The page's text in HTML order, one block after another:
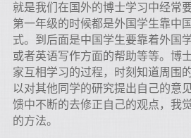
就是我们在国外的博士学习中经常
第一年级的时候都是外国学生靠中
式。到后面是中国学生要靠着外国
或者英语写作方面的帮助等等。博
家互相学习的过程，时刻知道周围
以对其他同学的研究提出自己的意
馈中不断的去修正自己的观点，我
的方法。